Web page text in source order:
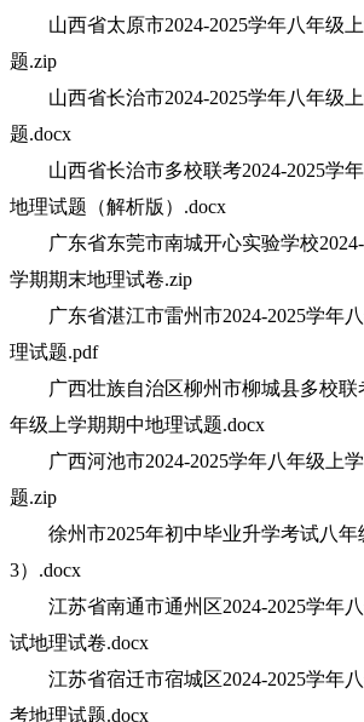
山西省太原市2024-2025学年八年级
题.zip
山西省长治市2024-2025学年八年级
题.docx
山西省长治市多校联考2024-2025学年
地理试题（解析版）.docx
广东省东莞市南城开心实验学校2024-
学期期末地理试卷.zip
广东省湛江市雷州市2024-2025学年
理试题.pdf
广西壮族自治区柳州市柳城县多校联
年级上学期期中地理试题.docx
广西河池市2024-2025学年八年级上
题.zip
徐州市2025年初中毕业升学考试八年
3）.docx
江苏省南通市通州区2024-2025学年
试地理试卷.docx
江苏省宿迁市宿城区2024-2025学年八
考地理试题.docx